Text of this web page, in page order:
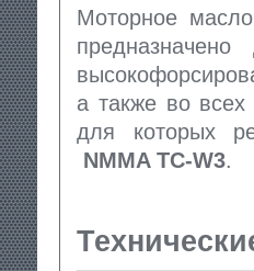
Моторное
а также во
для которых
NMMA TC-W3